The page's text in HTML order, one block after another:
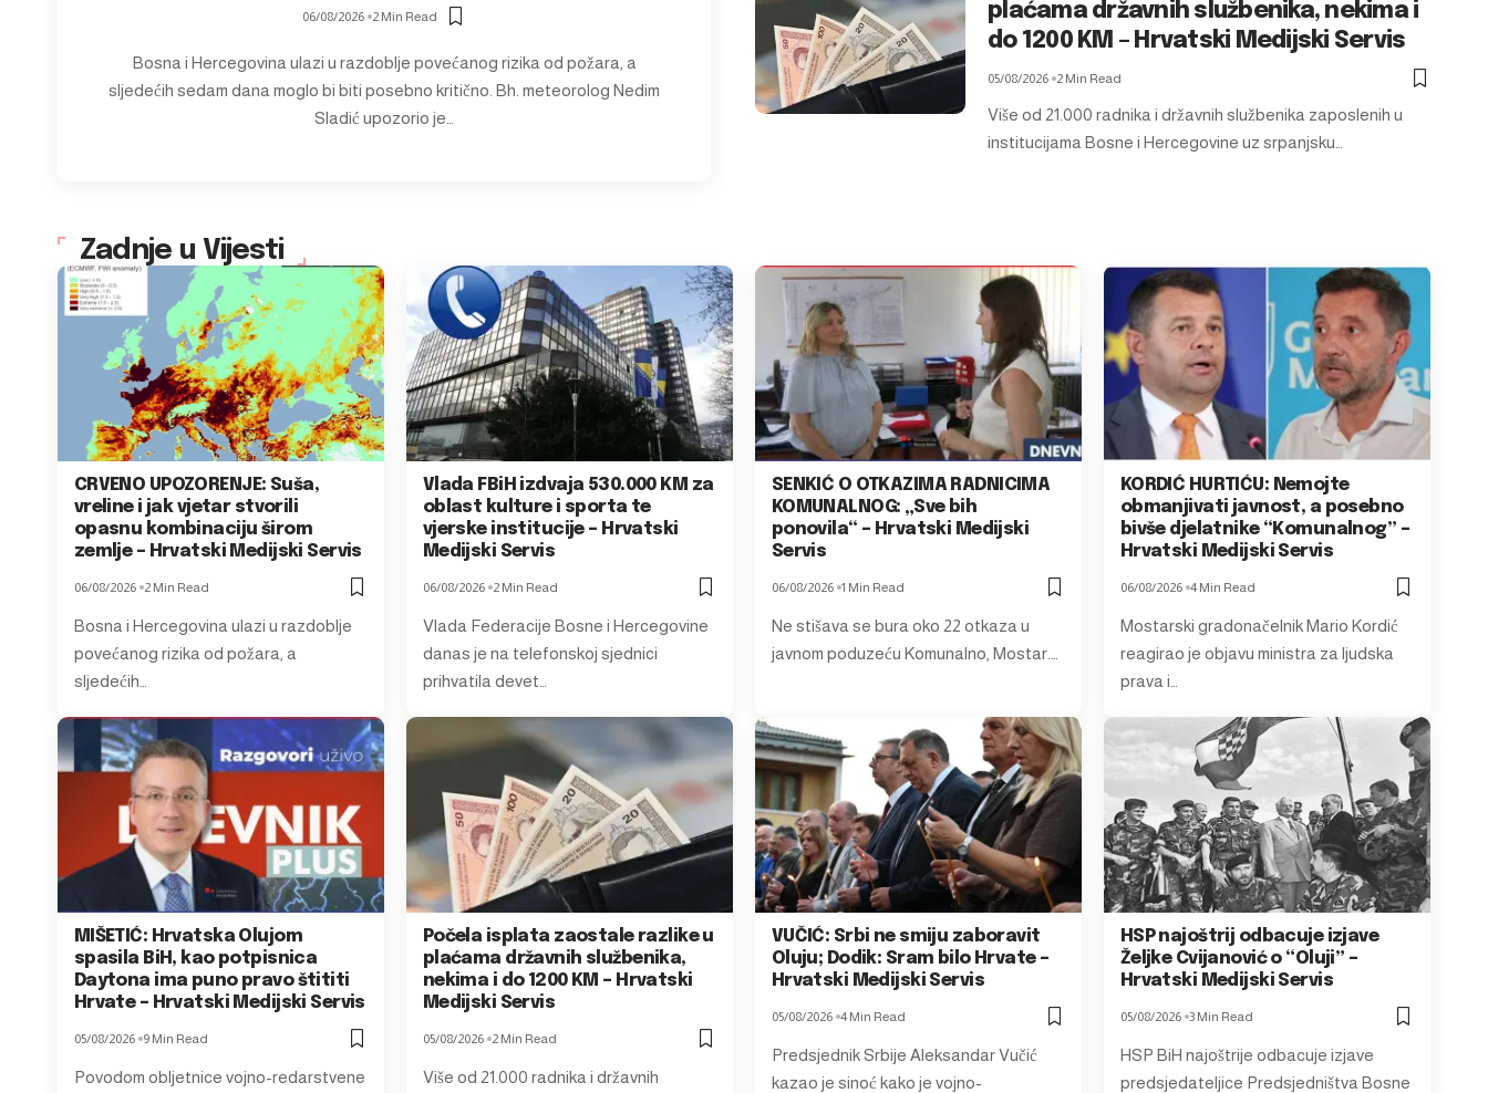
06/08/2026 2 Min Read
Bosna i Hercegovina ulazi u razdoblje povećanog rizika od požara, a
sljedećih sedam dana moglo bi biti posebno kritično. Bh. meteorolog Nedim
Sladić upozorio je…
plaćama državnih službenika, nekima i
do 1200 KM – Hrvatski Medijski Servis
05/08/2026 2 Min Read
Više od 21.000 radnika i državnih službenika zaposlenih u
institucijama Bosne i Hercegovine uz srpanjsku…
Zadnje u Vijesti
CRVENO UPOZORENJE: Suša,
vreline i jak vjetar stvorili
opasnu kombinaciju širom
zemlje – Hrvatski Medijski Servis
06/08/2026 2 Min Read
Bosna i Hercegovina ulazi u razdoblje
povećanog rizika od požara, a
sljedećih…
Vlada FBiH izdvaja 530.000 KM za
oblast kulture i sporta te
vjerske institucije – Hrvatski
Medijski Servis
06/08/2026 2 Min Read
Vlada Federacije Bosne i Hercegovine
danas je na telefonskoj sjednici
prihvatila devet…
SENKIĆ O OTKAZIMA RADNICIMA
KOMUNALNOG: „Sve bih
ponovila“ – Hrvatski Medijski
Servis
06/08/2026 1 Min Read
Ne stišava se bura oko 22 otkaza u
javnom poduzeću Komunalno, Mostar.…
KORDIĆ HURTIĆU: Nemojte
obmanjivati javnost, a posebno
bivše djelatnike “Komunalnog” –
Hrvatski Medijski Servis
06/08/2026 4 Min Read
Mostarski gradonačelnik Mario Kordić
reagirao je objavu ministra za ljudska
prava i…
MIŠETIĆ: Hrvatska Olujom
spasila BiH, kao potpisnica
Daytona ima puno pravo štititi
Hrvate – Hrvatski Medijski Servis
05/08/2026 9 Min Read
Povodom obljetnice vojno-redarstvene
Počela isplata zaostale razlike u
plaćama državnih službenika,
nekima i do 1200 KM – Hrvatski
Medijski Servis
05/08/2026 2 Min Read
Više od 21.000 radnika i državnih
VUČIĆ: Srbi ne smiju zaboravit
Oluju; Dodik: Sram bilo Hrvate –
Hrvatski Medijski Servis
05/08/2026 4 Min Read
Predsjednik Srbije Aleksandar Vučić
kazao je sinoć kako je vojno-
HSP najoštrij odbacuje izjave
Željke Cvijanović o “Oluji” –
Hrvatski Medijski Servis
05/08/2026 3 Min Read
HSP BiH najoštrije odbacuje izjave
predsjedateljice Predsjedništva Bosne